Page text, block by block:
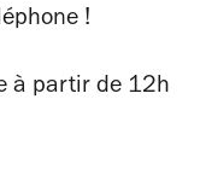
!
à partir de 12h